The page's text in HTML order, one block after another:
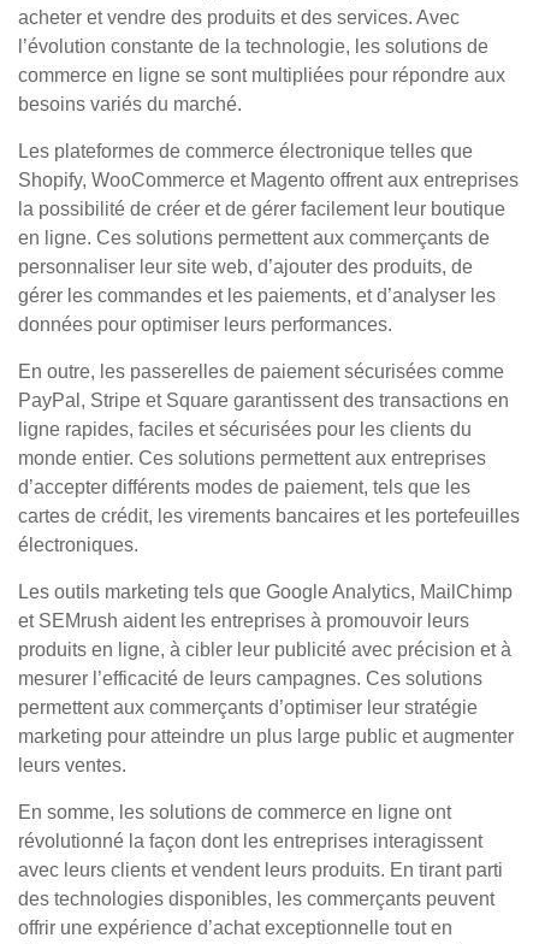
acheter et vendre des produits et des services. Avec
l’évolution constante de la technologie, les solutions de
commerce en ligne se sont multipliées pour répondre aux
besoins variés du marché.
Les plateformes de commerce électronique telles que
Shopify, WooCommerce et Magento offrent aux entreprises
la possibilité de créer et de gérer facilement leur boutique
en ligne. Ces solutions permettent aux commerçants de
personnaliser leur site web, d’ajouter des produits, de
gérer les commandes et les paiements, et d’analyser les
données pour optimiser leurs performances.
En outre, les passerelles de paiement sécurisées comme
PayPal, Stripe et Square garantissent des transactions en
ligne rapides, faciles et sécurisées pour les clients du
monde entier. Ces solutions permettent aux entreprises
d’accepter différents modes de paiement, tels que les
cartes de crédit, les virements bancaires et les portefeuilles
électroniques.
Les outils marketing tels que Google Analytics, MailChimp
et SEMrush aident les entreprises à promouvoir leurs
produits en ligne, à cibler leur publicité avec précision et à
mesurer l’efficacité de leurs campagnes. Ces solutions
permettent aux commerçants d’optimiser leur stratégie
marketing pour atteindre un plus large public et augmenter
leurs ventes.
En somme, les solutions de commerce en ligne ont
révolutionné la façon dont les entreprises interagissent
avec leurs clients et vendent leurs produits. En tirant parti
des technologies disponibles, les commerçants peuvent
offrir une expérience d’achat exceptionnelle tout en